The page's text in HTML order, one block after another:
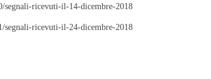
ricevuti-il-14-dicembre-2018
ricevuti-il-24-dicembre-2018